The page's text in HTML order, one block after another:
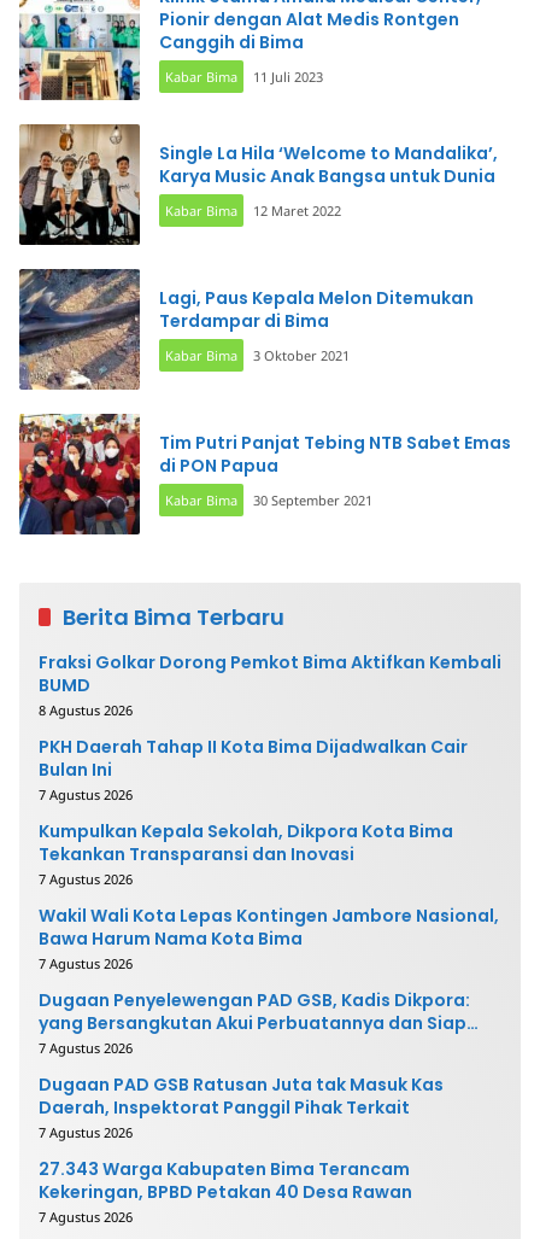
Pionir dengan Alat Medis Rontgen
Canggih di Bima
Kabar Bima 11 Juli 2023
Single La Hila ‘Welcome to Mandalika’,
Karya Music Anak Bangsa untuk Dunia
Kabar Bima 12 Maret 2022
Lagi, Paus Kepala Melon Ditemukan
Terdampar di Bima
Kabar Bima 3 Oktober 2021
Tim Putri Panjat Tebing NTB Sabet Emas
di PON Papua
Kabar Bima 30 September 2021
Berita Bima Terbaru
Fraksi Golkar Dorong Pemkot Bima Aktifkan Kembali
BUMD
8 Agustus 2026
PKH Daerah Tahap II Kota Bima Dijadwalkan Cair
Bulan Ini
7 Agustus 2026
Kumpulkan Kepala Sekolah, Dikpora Kota Bima
Tekankan Transparansi dan Inovasi
7 Agustus 2026
Wakil Wali Kota Lepas Kontingen Jambore Nasional,
Bawa Harum Nama Kota Bima
7 Agustus 2026
Dugaan Penyelewengan PAD GSB, Kadis Dikpora:
yang Bersangkutan Akui Perbuatannya dan Siap
Mengembalikan Uang
7 Agustus 2026
Dugaan PAD GSB Ratusan Juta tak Masuk Kas
Daerah, Inspektorat Panggil Pihak Terkait
7 Agustus 2026
27.343 Warga Kabupaten Bima Terancam
Kekeringan, BPBD Petakan 40 Desa Rawan
7 Agustus 2026